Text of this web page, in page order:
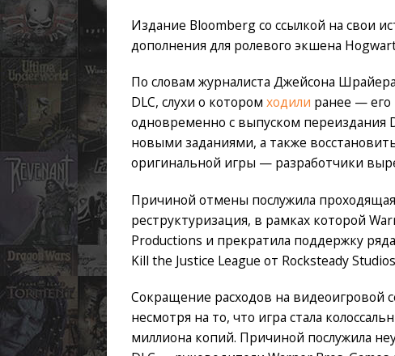
Издание Bloomberg со ссылкой на свои
дополнения для ролевого экшена
По словам журналиста Джейсона
DLC, слухи о котором ходили ранее — его
одновременно с выпуском переиздания
новыми заданиями, а также
оригинальной игры — разработчики
Причиной отмены послужила
реструктуризация, в рамках которой
Productions и прекратила поддержку
Kill the Justice League от Rocksteady
Сокращение расходов на видеоигровой
несмотря на то, что игра стала
миллиона копий. Причиной послужила